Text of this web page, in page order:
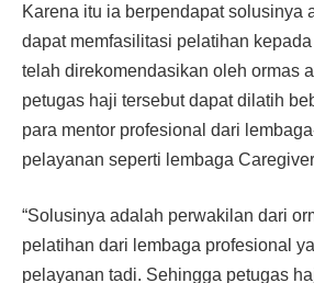
Karena itu ia berpendapat solusinya
dapat memfasilitasi pelatihan
telah direkomendasikan oleh ormas
petugas haji tersebut dapat dilatih
para mentor profesional dari
pelayanan seperti lembaga
“Solusinya adalah perwakilan dari
pelatihan dari lembaga profesional
pelayanan tadi. Sehingga petugas